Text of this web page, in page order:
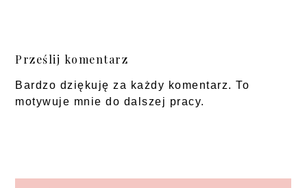
Prześlij komentarz
Bardzo dziękuję za każdy komentarz. To
motywuje mnie do dalszej pracy.